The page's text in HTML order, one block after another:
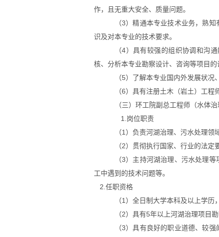
作，且无重大安全、质量问题。
（3）精通本专业技术业务，熟
识及对本专业的技术要求。
（4）具有较强的组织协调和沟
核、分析本专业勘察设计、咨询等项目的
（5）了解本专业国内外发展状况
（6）具有注册土木（岩土）工程
（三）环工院副总工程师（水体治
1.岗位职责
（1 ）负责河湖治理、污水处理领
（2）贯彻执行国家、行业的法定
（3）主持河湖治理、污水处理
工中遇到的技术问题等。
2.任职资格
（1 ）全日制大学本科及以上学历
（2）具有5年以上河湖治理项目
（3）具有良好的职业道德、较